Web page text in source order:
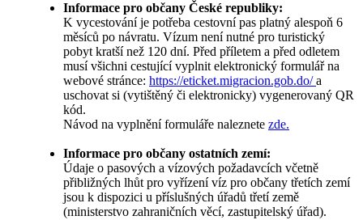
Informace pro občany České republiky:
K vycestování je potřeba cestovní pas platný alespoň 6
měsíců po návratu. Vízum není nutné pro turistický
pobyt kratší než 120 dní. Před příletem a před odletem
musí všichni cestující vyplnit elektronický formulář na
webové stránce: https://eticket.migracion.gob.do/a
uschovat si (vytištěný či elektronicky) vygenerovaný QR
kód.
Návod na vyplnění formuláře naleznete zde.
Informace pro občany ostatních zemí:
Údaje o pasových a vízových požadavcích včetně
přibližných lhůt pro vyřízení víz pro občany třetích zemí
jsou k dispozici u příslušných úřadů třetí země
(ministerstvo zahraničních věcí, zastupitelský úřad).